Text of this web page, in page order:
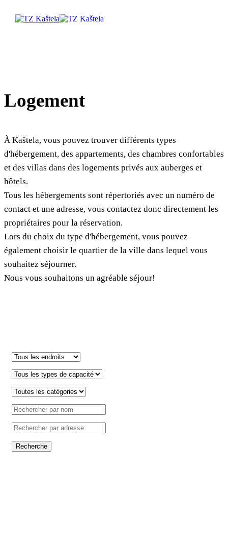
Destination
Infos
Office de tourisme
Safe in Dalmatia
Logement
À Kaštela, vous pouvez trouver différents types
d'hébergement, des appartements, des chambres confortables
et des villas dans des logements privés aux auberges et
hôtels.
Tous les hébergements sont répertoriés avec un numéro de
contact et une adresse, vous contactez donc directement les
propriétaires pour la réservation.
Lors du choix du type d'hébergement, vous pouvez
également choisir le quartier de la ville dans lequel vous
souhaitez séjourner.
Nous vous souhaitons un agréable séjour!